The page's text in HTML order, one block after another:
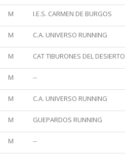
M I.E.S. CARMEN DE BURGOS
M C.A. UNIVERSO RUNNING
M CAT TIBURONES DEL DESIERTO
M --
M C.A. UNIVERSO RUNNING
M GUEPARDOS RUNNING
M --